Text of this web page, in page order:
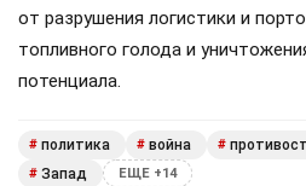
от разрушения логистики и
топливного голода и
потенциала.
# политика # война #
# Запад ЕЩЕ +14